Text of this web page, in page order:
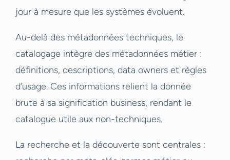
jour à mesure que les systèmes évoluent.
Au-delà des métadonnées techniques, le
catalogage intègre des métadonnées métier :
définitions, descriptions, data owners et règles
d’usage. Ces informations relient la donnée
brute à sa signification business, rendant le
catalogue utile aux non-techniques.
La recherche et la découverte sont centrales :